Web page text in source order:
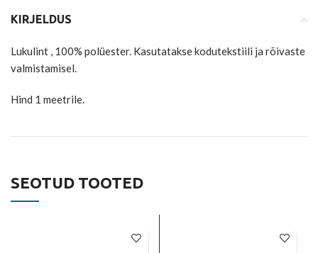
KIRJELDUS
Lukulint , 100% polüester. Kasutatakse kodutekstiili ja rõivaste
valmistamisel.
Hind 1 meetrile.
SEOTUD TOOTED